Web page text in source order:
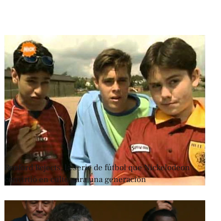
Renford Rejects, la serie de fútbol que Nickelodeon
convirtió en culto para una generación